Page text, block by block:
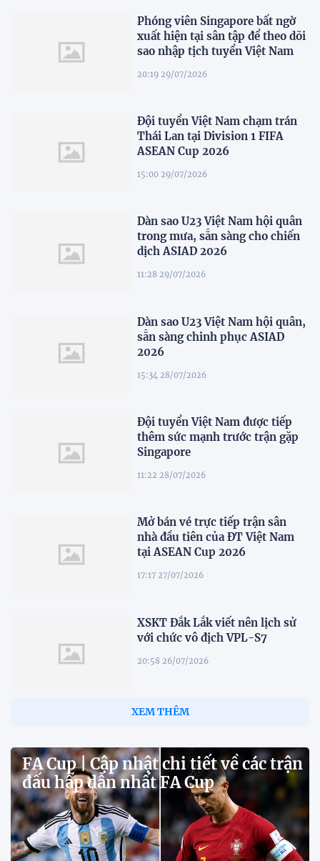
Phóng viên Singapore bất ngờ
xuất hiện tại sân tập để theo dõi
sao nhập tịch tuyển Việt Nam
20:19 29/07/2026
Đội tuyển Việt Nam chạm trán
Thái Lan tại Division 1 FIFA
ASEAN Cup 2026
15:00 29/07/2026
Dàn sao U23 Việt Nam hội quân
trong mưa, sẵn sàng cho chiến
dịch ASIAD 2026
11:28 29/07/2026
Dàn sao U23 Việt Nam hội quân,
sẵn sàng chinh phục ASIAD
2026
15:34 28/07/2026
Đội tuyển Việt Nam được tiếp
thêm sức mạnh trước trận gặp
Singapore
11:22 28/07/2026
Mở bán vé trực tiếp trận sân
nhà đầu tiên của ĐT Việt Nam
tại ASEAN Cup 2026
17:17 27/07/2026
XSKT Đắk Lắk viết nên lịch sử
với chức vô địch VPL-S7
20:58 26/07/2026
XEM THÊM
FA Cup | Cập nhật chi tiết về các trận
đấu hấp dẫn nhất FA Cup